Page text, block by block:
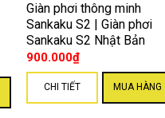
Giàn phơi thông minh
Sankaku S2 | Giàn phơi
Sankaku S2 Nhật Bản
900.000₫
CHI TIẾT MUA HÀNG